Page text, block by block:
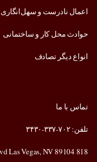
اعمال نادرست و سهل‌انگاری
حوادث محل کار و ساختمانی
انواع دیگر تصادف
تماس با ما
تلفن: ۷۰۲-۳۳۷-۳۴۳۰
818 E Charleston Blvd Las Vegas, NV 89104